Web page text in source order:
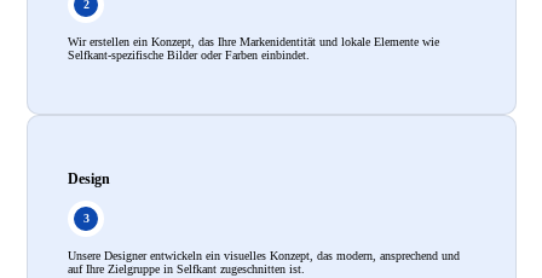
Wir erstellen ein Konzept, das Ihre Markenidentität und lokale Elemente wie
Selfkant-spezifische Bilder oder Farben einbindet.
Design
Unsere Designer entwickeln ein visuelles Konzept, das modern, ansprechend und
auf Ihre Zielgruppe in Selfkant zugeschnitten ist.